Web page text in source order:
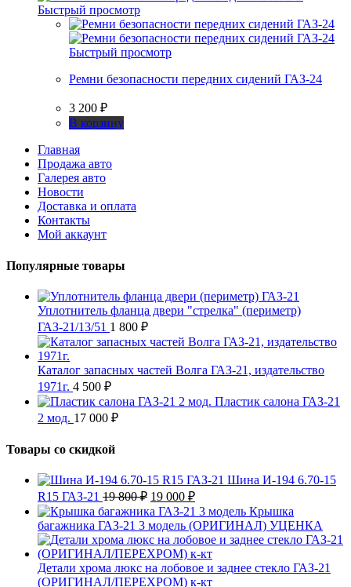
Быстрый просмотр
Быстрый просмотр
Ремни безопасности передних сидений ГАЗ-24
3 200 ₽
В корзину
Главная
Продажа авто
Галерея авто
Новости
Доставка и оплата
Контакты
Мой аккаунт
Популярные товары
Уплотнитель фланца двери "стрелка" (периметр)
ГАЗ-21/13/51 1 800 ₽
Каталог запасных частей Волга ГАЗ-21, издательство
1971г. 4 500 ₽
Пластик салона ГАЗ-21
2 мод. 17 000 ₽
Товары со скидкой
Шина И-194 6.70-15
R15 ГАЗ-21 19 800₽ Первоначальная
цена
составляла
19
800 ₽.
19 000 ₽Текущая
цена:
19
000 ₽.
Крышка
багажника ГАЗ-21 3 модель (ОРИГИНАЛ) УЦЕНКА
Детали хрома люкс на лобовое и заднее стекло ГАЗ-21
(ОРИГИНАЛ/ПЕРЕХРОМ) к-кт